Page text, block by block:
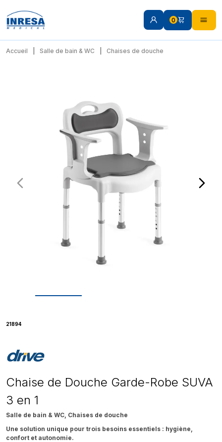
0
Accueil Salle de bain & WC Chaises de douche
21894
Chaise de Douche Garde-Robe SUVA
3 en 1
Salle de bain & WC, Chaises de douche
Une solution unique pour trois besoins essentiels : hygiène,
confort et autonomie.